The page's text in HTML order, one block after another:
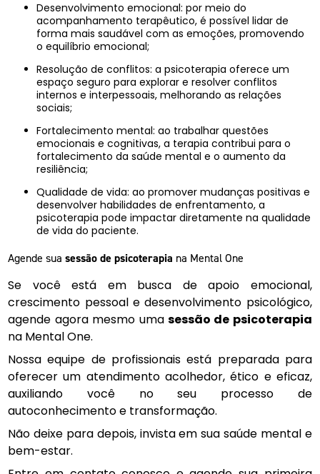
Desenvolvimento emocional: por meio do
acompanhamento terapêutico, é possível lidar de
forma mais saudável com as emoções, promovendo
o equilíbrio emocional;
Resolução de conflitos: a psicoterapia oferece um
espaço seguro para explorar e resolver conflitos
internos e interpessoais, melhorando as relações
sociais;
Fortalecimento mental: ao trabalhar questões
emocionais e cognitivas, a terapia contribui para o
fortalecimento da saúde mental e o aumento da
resiliência;
Qualidade de vida: ao promover mudanças positivas e
desenvolver habilidades de enfrentamento, a
psicoterapia pode impactar diretamente na qualidade
de vida do paciente.
Agende suasessão de psicoterapia na Mental One
Se você está em busca de apoio emocional,
crescimento pessoal e desenvolvimento psicológico,
agende agora mesmo uma sessão de psicoterapia
na Mental One.
Nossa equipe de profissionais está preparada para
oferecer um atendimento acolhedor, ético e eficaz,
auxiliando você no seu processo de
autoconhecimento e transformação.
Não deixe para depois, invista em sua saúde mental e
bem-estar.